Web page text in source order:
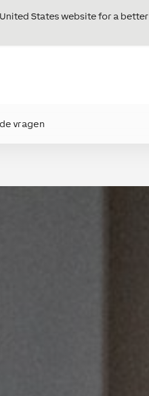
States website for a better
vragen